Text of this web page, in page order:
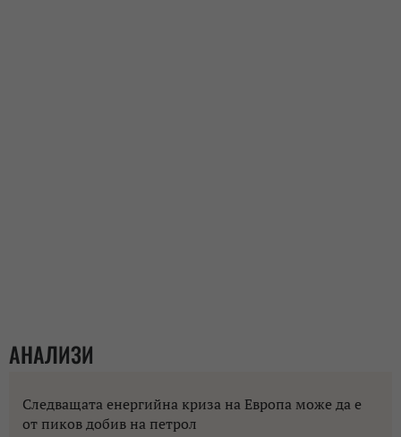
АНАЛИЗИ
Следващата енергийна криза на Европа може да е
от пиков добив на петрол